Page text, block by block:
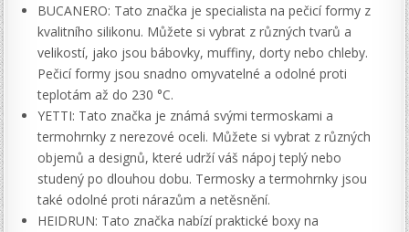
BUCANERO: Tato značka je specialista na pečicí formy z
kvalitního silikonu. Můžete si vybrat z různých tvarů a
velikostí, jako jsou bábovky, muffiny, dorty nebo chleby.
Pečicí formy jsou snadno omyvatelné a odolné proti
teplotám až do 230 °C.
YETTI: Tato značka je známá svými termoskami a
termohrnky z nerezové oceli. Můžete si vybrat z různých
objemů a designů, které udrží váš nápoj teplý nebo
studený po dlouhou dobu. Termosky a termohrnky jsou
také odolné proti nárazům a netěsnění.
HEIDRUN: Tato značka nabízí praktické boxy na